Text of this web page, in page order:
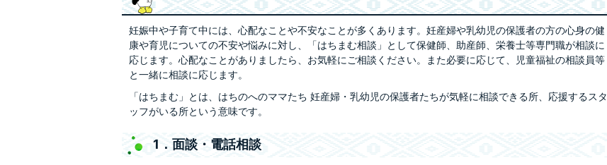
妊娠中や子育て中には、心配なことや不安なことが多くあります。妊産婦や乳幼児の保護者の方の心身の健
康や育児についての不安や悩みに対し、「はちまむ相談」として保健師、助産師、栄養士等専門職が相談に
応じます。心配なことがありましたら、お気軽にご相談ください。また必要に応じて、児童福祉の相談員等
と一緒に相談に応じます。
「はちまむ」とは、はちのへのママたち 妊産婦・乳幼児の保護者たちが気軽に相談できる所、応援するスタ
ッフがいる所という意味です。
1．面談・電話相談